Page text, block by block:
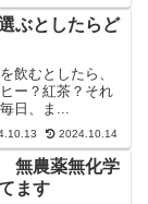
ぶとしたらど
飲むとしたら、
ー？紅茶？それ
日、ま...
2024.10.14
無農薬無化学
ます